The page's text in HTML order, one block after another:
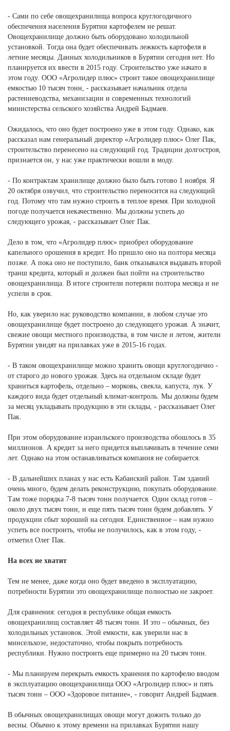
- Сами по себе овощехранилища вопроса круглогодичного
обеспечения населения Бурятии картофелем не решат.
Овощехранилище должно быть оборудовано холодильной
установкой. Тогда она будет обеспечивать лежкость картофеля в
летние месяцы. Данных холодильников в Бурятии сегодня нет. Но
планируется их ввести в 2015 году. Строительство уже начато в
этом году. ООО «Агролидер плюс» строит такое овощехранилище
емкостью 10 тысяч тонн, - рассказывает начальник отдела
растениеводства, механизации и современных технологий
министерства сельского хозяйства Андрей Бадмаев.
Ожидалось, что оно будет построено уже в этом году. Однако, как
рассказал нам генеральный директор «Агролидер плюс» Олег Пак,
строительство перенесено на следующий год. Традиции долгостроя,
признается он, у нас уже практически вошли в моду.
- По контрактам хранилище должно было быть готово 1 ноября. Я
20 октября озвучил, что строительство переносится на следующий
год. Потому что там нужно строить в теплое время. При холодной
погоде получается некачественно. Мы должны успеть до
следующего урожая, - рассказывает Олег Пак.
Дело в том, что «Агролидер плюс» приобрел оборудование
капельного орошения в кредит. Но пришло оно на полтора месяца
позже. А пока оно не поступило, банк отказывался выдавать второй
транш кредита, который и должен был пойти на строительство
овощехранилища. В итоге строители потеряли полтора месяца и не
успели в срок.
Но, как уверило нас руководство компании, в любом случае это
овощехранилище будет построено до следующего урожая. А значит,
свежие овощи местного производства, в том числе и летом, жители
Бурятии увидят на прилавках уже в 2015-16 годах.
- В таком овощехранилище можно хранить овощи круглогодично -
от старого до нового урожая. Здесь на отдельном складе будет
храниться картофель, отдельно – морковь, свекла, капуста, лук. У
каждого вида будет отдельный климат-контроль. Мы должны будем
за месяц укладывать продукцию в эти склады, - рассказывает Олег
Пак.
При этом оборудование израильского производства обошлось в 35
миллионов. А кредит за него придется выплачивать в течение семи
лет. Однако на этом останавливаться компания не собирается.
- В дальнейших планах у нас есть Кабанский район. Там зданий
очень много, будем делать реконструкцию, покупать оборудование.
Там тоже порядка 7-8 тысяч тонн получается. Один склад готов –
около двух тысяч тонн, и еще пять тысяч тонн будем добавлять. У
продукции сбыт хороший на сегодня. Единственное – нам нужно
успеть все построить, чтобы не получилось, как в этом году, -
отметил Олег Пак.
На всех не хватит
Тем не менее, даже когда оно будет введено в эксплуатацию,
потребности Бурятии это овощехранилище полностью не закроет.
Для сравнения: сегодня в республике общая емкость
овощехранилищ составляет 48 тысяч тонн. И это – обычных, без
холодильных установок. Этой емкости, как уверили нас в
минсельхозе, недостаточно, чтобы покрыть потребность
республики. Нужно построить еще примерно на 20 тысяч тонн.
- Мы планируем перекрыть емкость хранения по картофелю вводом
в эксплуатацию овощехранилища ООО «Агролидер плюс» и пять
тысяч тонн – ООО «Здоровое питание», - говорит Андрей Бадмаев.
В обычных овощехранилищах овощи могут дожить только до
весны. Обычно к этому времени на прилавках Бурятии нашу